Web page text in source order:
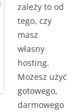
zależy to od
tego, czy
masz
własny
hosting.
Możesz użyć
gotowego,
darmowego